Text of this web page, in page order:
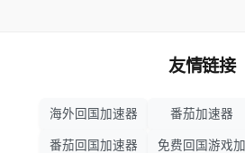
友情链接
海外回国加速器 番茄加速器
番茄回国加速器
免费回国游戏加